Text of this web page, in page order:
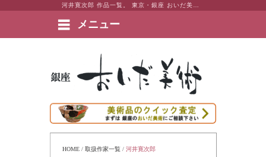
メニュー
絵画など美術品の販売と買取 | 東京・銀座 おいだ美術
HOME / 取扱作家一覧 / 河井寛次郎